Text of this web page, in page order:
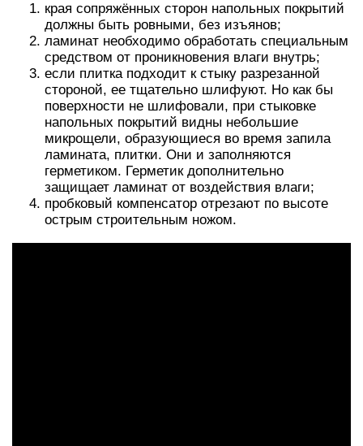
края сопряжённых сторон напольных покрытий
должны быть ровными, без изъянов;
ламинат необходимо обработать специальным
средством от проникновения влаги внутрь;
если плитка подходит к стыку разрезанной
стороной, ее тщательно шлифуют. Но как бы
поверхности не шлифовали, при стыковке
напольных покрытий видны небольшие
микрощели, образующиеся во время запила
ламината, плитки. Они и заполняются
герметиком. Герметик дополнительно
защищает ламинат от воздействия влаги;
пробковый компенсатор отрезают по высоте
острым строительным ножом.